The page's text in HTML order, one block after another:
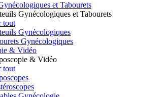
et Tabourets
Gynécologiques et Tabourets
tout
Gynécologiques
Gynécologiques
& Vidéo
& Vidéo
tout